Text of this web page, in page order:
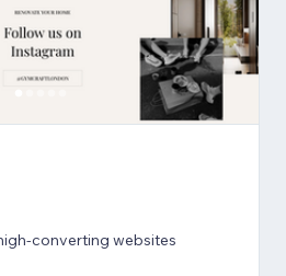
converting websites